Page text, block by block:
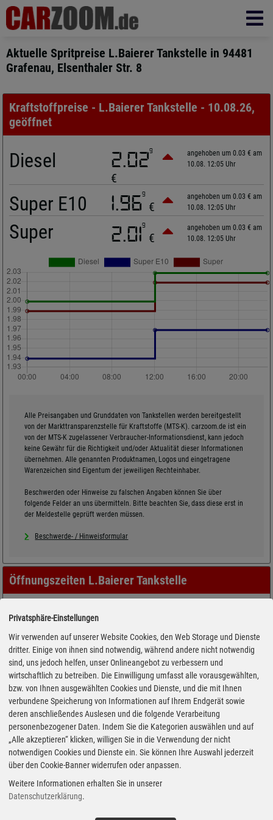
Aktuelle Spritpreise L.Baierer Tankstelle in 94481
Grafenau, Elsenthaler Str. 8
Kraftstoffpreise - L.Baierer Tankstelle - 10.08.26,
geöffnet
Diesel 2.029
€
angehoben um 0.03 € am
10.08. 12:05 Uhr
Super E10 1.969
€
angehoben um 0.03 € am
10.08. 12:05 Uhr
Super 2.019
€
angehoben um 0.03 € am
10.08. 12:05 Uhr
Alle Preisangaben und Grunddaten von Tankstellen werden bereitgestellt
von der Markttransparenzstelle für Kraftstoffe (MTS-K). carzoom.de ist ein
von der MTS-K zugelassener Verbraucher-Informationsdienst, kann jedoch
keine Gewähr für die Richtigkeit und/oder Aktualität dieser Informationen
übernehmen. Alle genannten Produktnamen, Logos und eingetragene
Warenzeichen sind Eigentum der jeweiligen Rechteinhaber.
Beschwerden oder Hinweise zu falschen Angaben können Sie über
folgende Felder an uns übermitteln. Bitte beachten Sie, dass diese erst in
der Meldestelle geprüft werden müssen.
Beschwerde- / Hinweisformular
Öffnungszeiten L.Baierer Tankstelle
Privatsphäre-Einstellungen
Wir verwenden auf unserer Website Cookies, den Web Storage und Dienste
dritter. Einige von ihnen sind notwendig, während andere nicht notwendig
sind, uns jedoch helfen, unser Onlineangebot zu verbessern und
wirtschaftlich zu betreiben. Die Einwilligung umfasst alle vorausgewählten,
bzw. von Ihnen ausgewählten Cookies und Dienste, und die mit Ihnen
verbundene Speicherung von Informationen auf Ihrem Endgerät sowie
deren anschließendes Auslesen und die folgende Verarbeitung
personenbezogener Daten. Indem Sie die Kategorien auswählen und auf
„Alle akzeptieren“ klicken, willigen Sie in die Verwendung der nicht
notwendigen Cookies und Dienste ein. Sie können Ihre Auswahl jederzeit
über den Cookie-Banner widerrufen oder anpassen.
Weitere Informationen erhalten Sie in unserer
Datenschutzerklärung.